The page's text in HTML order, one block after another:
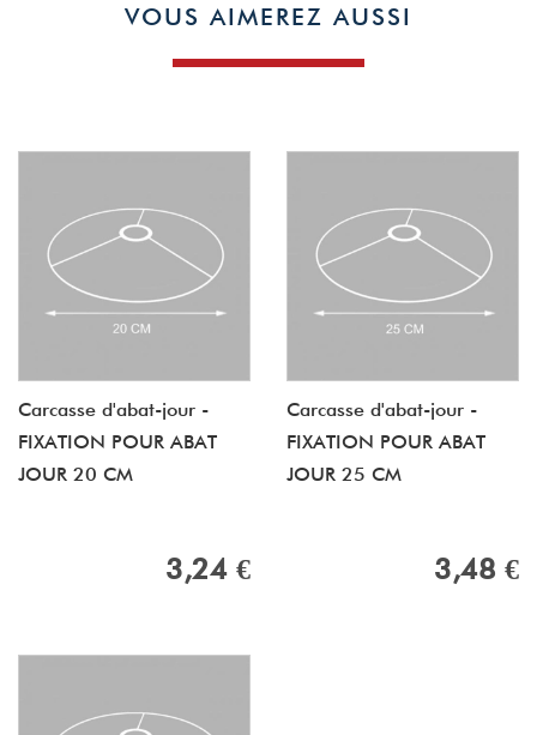
VOUS AIMEREZ AUSSI
Carcasse d'abat-jour -
FIXATION POUR ABAT
JOUR 20 CM
3,24 €
Carcasse d'abat-jour -
FIXATION POUR ABAT
JOUR 25 CM
3,48 €